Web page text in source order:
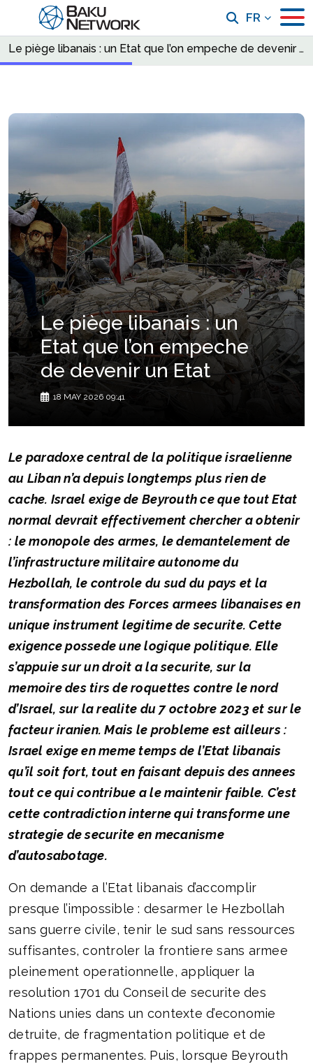
FR
Le piège libanais : un Etat que l’on empeche de devenir un Etat
Le piège libanais : un
Etat que l’on empeche
de devenir un Etat
18 MAY 2026 09:41
Le paradoxe central de la politique israelienne
au Liban n’a depuis longtemps plus rien de
cache. Israel exige de Beyrouth ce que tout Etat
normal devrait effectivement chercher a obtenir
: le monopole des armes, le demantelement de
l’infrastructure militaire autonome du
Hezbollah, le controle du sud du pays et la
transformation des Forces armees libanaises en
unique instrument legitime de securite. Cette
exigence possede une logique politique. Elle
s’appuie sur un droit a la securite, sur la
memoire des tirs de roquettes contre le nord
d’Israel, sur la realite du 7 octobre 2023 et sur le
facteur iranien. Mais le probleme est ailleurs :
Israel exige en meme temps de l’Etat libanais
qu’il soit fort, tout en faisant depuis des annees
tout ce qui contribue a le maintenir faible. C’est
cette contradiction interne qui transforme une
strategie de securite en mecanisme
d’autosabotage.
On demande a l’Etat libanais d’accomplir
presque l’impossible : desarmer le Hezbollah
sans guerre civile, tenir le sud sans ressources
suffisantes, controler la frontiere sans armee
pleinement operationnelle, appliquer la
resolution 1701 du Conseil de securite des
Nations unies dans un contexte d’economie
detruite, de fragmentation politique et de
frappes permanentes. Puis, lorsque Beyrouth